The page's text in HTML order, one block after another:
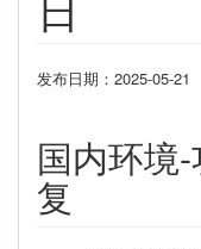
发布日期：2025-05-21
国内环境
复